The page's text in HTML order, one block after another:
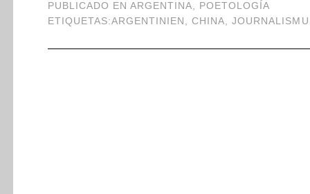
PUBLICADO EN ARGENTINA, POETOLOGÍA
ETIQUETAS:ARGENTINIEN ,CHINA,